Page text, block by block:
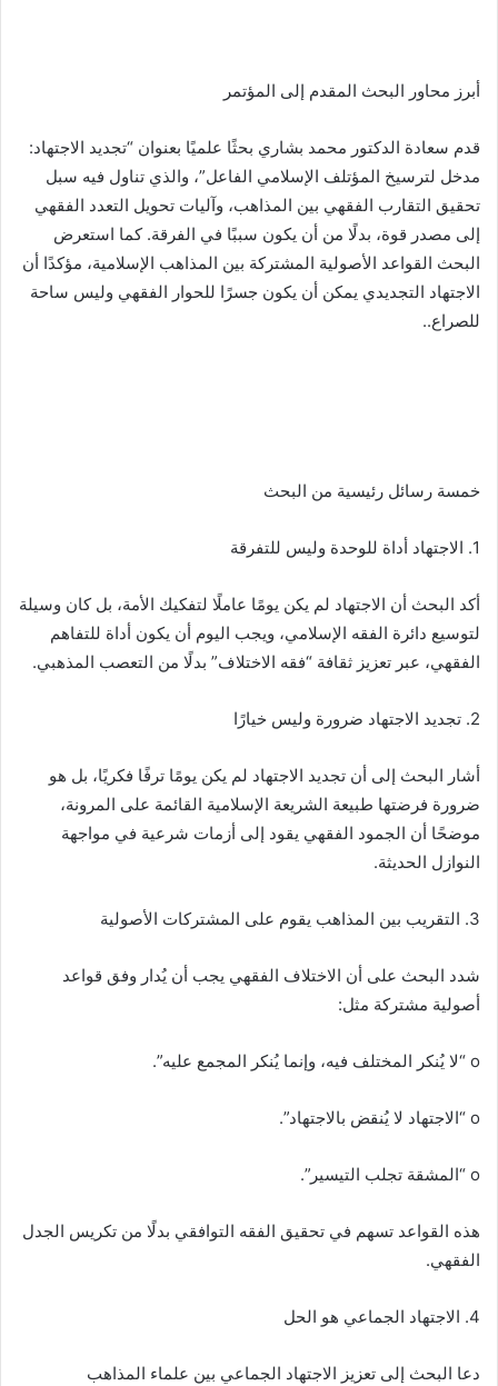
أبرز محاور البحث المقدم إلى المؤتمر
قدم سعادة الدكتور محمد بشاري بحثًا علميًا بعنوان “تجديد الاجتهاد:
مدخل لترسيخ المؤتلف الإسلامي الفاعل”، والذي تناول فيه سبل
تحقيق التقارب الفقهي بين المذاهب، وآليات تحويل التعدد الفقهي
إلى مصدر قوة، بدلًا من أن يكون سببًا في الفرقة. كما استعرض
البحث القواعد الأصولية المشتركة بين المذاهب الإسلامية، مؤكدًا أن
الاجتهاد التجديدي يمكن أن يكون جسرًا للحوار الفقهي وليس ساحة
للصراع..
خمسة رسائل رئيسية من البحث
1. الاجتهاد أداة للوحدة وليس للتفرقة
أكد البحث أن الاجتهاد لم يكن يومًا عاملًا لتفكيك الأمة، بل كان وسيلة
لتوسيع دائرة الفقه الإسلامي، ويجب اليوم أن يكون أداة للتفاهم
الفقهي، عبر تعزيز ثقافة “فقه الاختلاف” بدلًا من التعصب المذهبي.
2. تجديد الاجتهاد ضرورة وليس خيارًا
أشار البحث إلى أن تجديد الاجتهاد لم يكن يومًا ترفًا فكريًا، بل هو
ضرورة فرضتها طبيعة الشريعة الإسلامية القائمة على المرونة،
موضحًا أن الجمود الفقهي يقود إلى أزمات شرعية في مواجهة
النوازل الحديثة.
3. التقريب بين المذاهب يقوم على المشتركات الأصولية
شدد البحث على أن الاختلاف الفقهي يجب أن يُدار وفق قواعد
أصولية مشتركة مثل:
o “لا يُنكر المختلف فيه، وإنما يُنكر المجمع عليه”.
o “الاجتهاد لا يُنقض بالاجتهاد”.
o “المشقة تجلب التيسير”.
هذه القواعد تسهم في تحقيق الفقه التوافقي بدلًا من تكريس الجدل
الفقهي.
4. الاجتهاد الجماعي هو الحل
دعا البحث إلى تعزيز الاجتهاد الجماعي بين علماء المذاهب